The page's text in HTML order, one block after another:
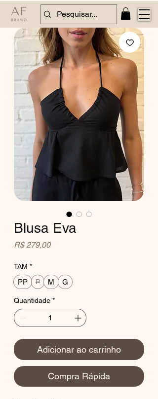
Blusa Eva
R$ 279,00Preço
TAM *
PP P M G
Quantidade *
Adicionar ao carrinho
Compra Rápida